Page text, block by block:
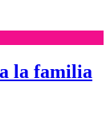
la familia